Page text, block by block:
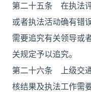
第二十五条 在执法
或者执法活动确有错
需要追究有关领导或
关规定予以追究。
第二十六条 上级交
核结果及执法工作需